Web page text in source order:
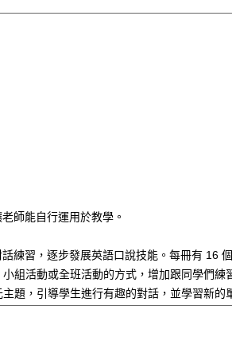
師能自行運用於教學。
練習，逐步發展英語口說技能。每冊有 16
組活動或全班活動的方式，增加跟同學們
題，引導學生進行有趣的對話，並學習新的